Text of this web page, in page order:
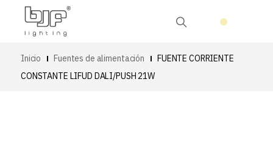
Inicio Fuentes de alimentación
FUENTE CORRIENTE
CONSTANTE LIFUD DALI/PUSH 21W